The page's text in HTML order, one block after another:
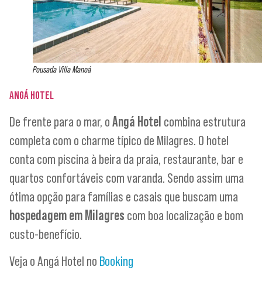
Pousada Villa Manoá
ANGÁ HOTEL
De frente para o mar, oAngá Hotel combina estrutura
completa com o charme típico de Milagres. O hotel
conta com piscina à beira da praia, restaurante, bar e
quartos confortáveis com varanda. Sendo assim uma
ótima opção para famílias e casais que buscam uma
hospedagem em Milagres com boa localização e bom
custo-benefício.
Veja o Angá Hotel no Booking